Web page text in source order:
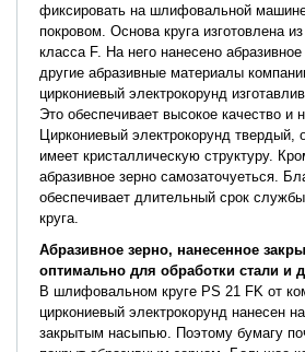
фиксировать на шлифовальной
покровом. Основа круга изготовлена
класса F. На него нанесено
другие абразивные материалы
циркониевый электрокорунд
Это обеспечивает высокое качество и
Циркониевый электрокорунд твердый,
имеет кристаллическую структуру.
абразивное зерно самозаточуеться.
обеспечивает длительный срок
круга.
Абразивное зерно, нанесенное
оптимально для обработки стали и
В шлифовальном круге PS 21 FK от
циркониевый электрокорунд нанесен
закрытым насыпью. Поэтому бумагу